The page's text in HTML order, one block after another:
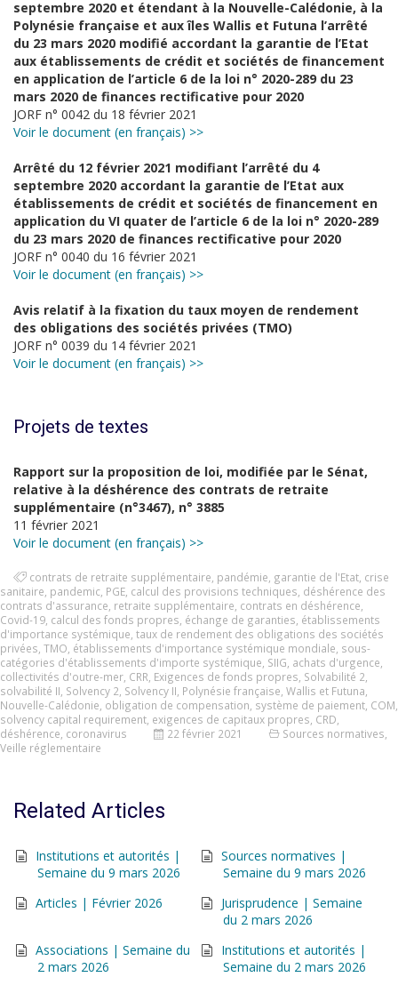
septembre 2020 et étendant à la Nouvelle-Calédonie, à la
Polynésie française et aux îles Wallis et Futuna l’arrêté
du 23 mars 2020 modifié accordant la garantie de l’Etat
aux établissements de crédit et sociétés de financement
en application de l’article 6 de la loi n° 2020-289 du 23
mars 2020 de finances rectificative pour 2020
JORF n° 0042 du 18 février 2021
Voir le document (en français) >>
Arrêté du 12 février 2021 modifiant l’arrêté du 4
septembre 2020 accordant la garantie de l’Etat aux
établissements de crédit et sociétés de financement en
application du VI quater de l’article 6 de la loi n° 2020-289
du 23 mars 2020 de finances rectificative pour 2020
JORF n° 0040 du 16 février 2021
Voir le document (en français) >>
Avis relatif à la fixation du taux moyen de rendement
des obligations des sociétés privées (TMO)
JORF n° 0039 du 14 février 2021
Voir le document (en français) >>
Projets de textes
Rapport sur la proposition de loi, modifiée par le Sénat,
relative à la déshérence des contrats de retraite
supplémentaire (n°3467), n° 3885
11 février 2021
Voir le document (en français) >>
contrats de retraite supplémentaire pandémie garantie de l'Etat crise
sanitaire pandemic PGE calcul des provisions techniques déshérence des
contrats d'assurance retraite supplémentaire contrats en déshérence
Covid-19 calcul des fonds propres échange de garanties établissements
d'importance systémique taux de rendement des obligations des sociétés
privées TMO établissements d'importance systémique mondiale sous-
catégories d'établissements d'importe systémique SIIG achats d'urgence
collectivités d'outre-mer CRR Exigences de fonds propres Solvabilité 2
solvabilité II Solvency 2 Solvency II Polynésie française Wallis et Futuna
Nouvelle-Calédonie obligation de compensation système de paiement COM
solvency capital requirement exigences de capitaux propres CRD
déshérence coronavirus 22 février 2021 Sources normatives
Veille réglementaire
Related Articles
Institutions et autorités |
Semaine du 9 mars 2026
Sources normatives |
Semaine du 9 mars 2026
Articles | Février 2026
Jurisprudence | Semaine
du 2 mars 2026
Associations | Semaine du
2 mars 2026
Institutions et autorités |
Semaine du 2 mars 2026